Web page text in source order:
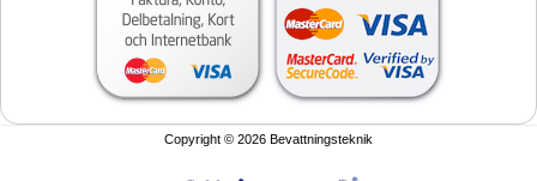
Copyright © 2026 Bevattningsteknik